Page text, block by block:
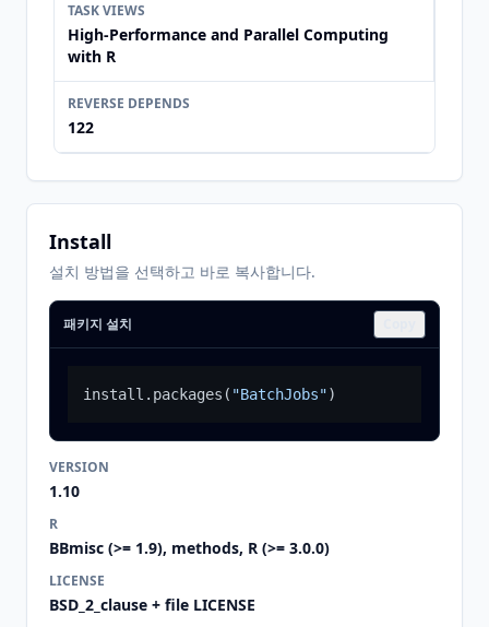
TASK VIEWS
High-Performance and Parallel Computing
with R
REVERSE DEPENDS
122
Install
설치 방법을 선택하고 바로 복사합니다.
패키지 설치
install.packages ( "BatchJobs")
VERSION
1.10
R
BBmisc (>= 1.9), methods, R (>= 3.0.0)
LICENSE
BSD_2_clause + file LICENSE